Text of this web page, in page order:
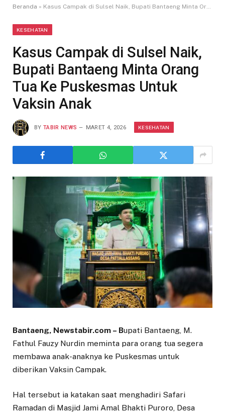
Beranda » Kasus Campak di Sulsel Naik, Bupati Bantaeng Minta Orang Tua Ke Puskesmas Untuk Vaksin Anak
KESEHATAN
Kasus Campak di Sulsel Naik,
Bupati Bantaeng Minta Orang
Tua Ke Puskesmas Untuk
Vaksin Anak
BY TABIR NEWS MARET 4, 2026 KESEHATAN
Bantaeng, Newstabir.com – Bupati Bantaeng, M.
Fathul Fauzy Nurdin meminta para orang tua segera
membawa anak-anaknya ke Puskesmas untuk
diberikan Vaksin Campak.
Hal tersebut ia katakan saat menghadiri Safari
Ramadan di Masjid Jami Amal Bhakti Puroro, Desa